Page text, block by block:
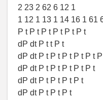
2 23 2 62 6 12 1
1 12 1 13 1 14 16 1 61
P t P t P t P t P t P t
dP dt P t t P t
dP dt P t P t P t P t P t
dP dt P t P t P t P t Р t
dP dt P t P t P t Р t
dP dt P t P t P t